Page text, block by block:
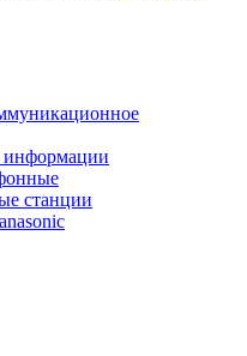
информации
станции